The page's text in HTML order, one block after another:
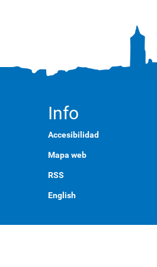
Info
Accesibilidad
Mapa web
RSS
English